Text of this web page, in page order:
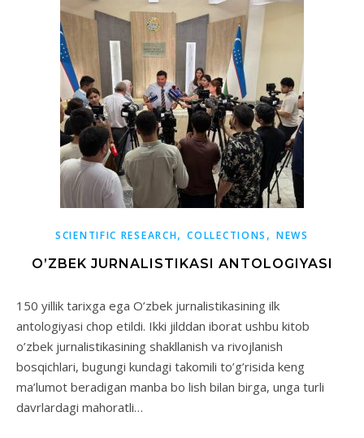
SCIENTIFIC RESEARCH,COLLECTIONS ,NEWS
O’ZBEK JURNALISTIKASI ANTOLOGIYASI
150 yillik tarixga ega O’zbek jurnalistikasining ilk
antologiyasi chop etildi. Ikki jilddan iborat ushbu kitob
o’zbek jurnalistikasining shakllanish va rivojlanish
bosqichlari, bugungi kundagi takomili to’g’risida keng
ma’lumot beradigan manba bo lish bilan birga, unga turli
davrlardagi mahoratli…